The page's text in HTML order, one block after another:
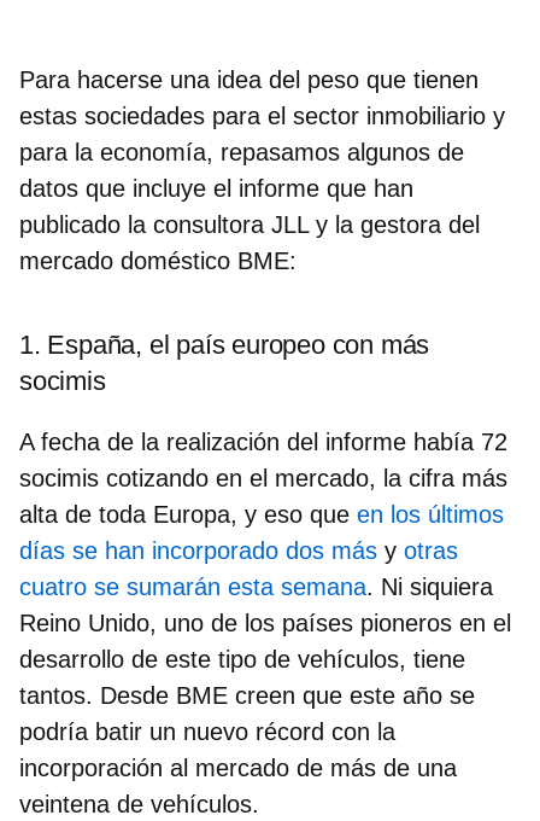
Para hacerse una idea del peso que tienen
estas sociedades para el sector inmobiliario y
para la economía, repasamos algunos de
datos que incluye el informe que han
publicado la consultora JLL y la gestora del
mercado doméstico BME:
1. España, el país europeo con más
socimis
A fecha de la realización del informe había 72
socimis cotizando en el mercado, la cifra más
alta de toda Europa, y eso que en los últimos
días se han incorporado dos más y otras
cuatro se sumarán esta semana. Ni siquiera
Reino Unido, uno de los países pioneros en el
desarrollo de este tipo de vehículos, tiene
tantos. Desde BME creen que este año se
podría batir un nuevo récord con la
incorporación al mercado de más de una
veintena de vehículos.